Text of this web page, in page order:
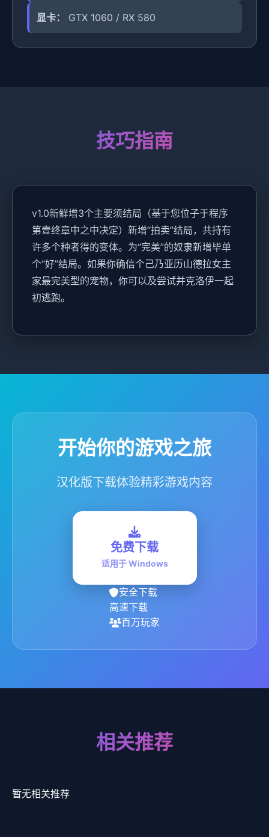
显卡： GTX 1060 / RX 580
技巧指南
v1.0新鲜增3个主要须结局（基于您位子于程序
第壹终章中之中决定）新增“拍卖”结局，共持有
许多个种者得的变体。为“完美”的奴隶新增毕单
个“好”结局。如果你确信个己乃亚历山德拉女主
家最完美型的宠物，你可以及尝试并克洛伊一起
初逃跑。
开始你的游戏之旅
汉化版下载体验精彩游戏内容
免费下载
适用于 Windows
安全下载
高速下载
百万玩家
相关推荐
暂无相关推荐